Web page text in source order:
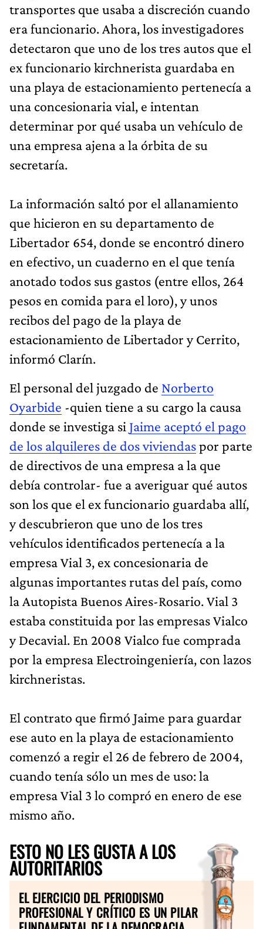
transportes que usaba a discreción cuando
era funcionario. Ahora, los investigadores
detectaron que uno de los tres autos que el
ex funcionario kirchnerista guardaba en
una playa de estacionamiento pertenecía a
una concesionaria vial, e intentan
determinar por qué usaba un vehículo de
una empresa ajena a la órbita de su
secretaría.
La información saltó por el allanamiento
que hicieron en su departamento de
Libertador 654, donde se encontró dinero
en efectivo, un cuaderno en el que tenía
anotado todos sus gastos (entre ellos, 264
pesos en comida para el loro), y unos
recibos del pago de la playa de
estacionamiento de Libertador y Cerrito,
informó Clarín.
El personal del juzgado de Norberto
Oyarbide -quien tiene a su cargo la causa
donde se investiga si Jaime aceptó el pago
de los alquileres de dos viviendaspor parte
de directivos de una empresa a la que
debía controlar- fue a averiguar qué autos
son los que el ex funcionario guardaba allí,
y descubrieron que uno de los tres
vehículos identificados pertenecía a la
empresa Vial 3, ex concesionaria de
algunas importantes rutas del país, como
la Autopista Buenos Aires-Rosario. Vial 3
estaba constituida por las empresas Vialco
y Decavial. En 2008 Vialco fue comprada
por la empresa Electroingeniería, con lazos
kirchneristas.
El contrato que firmó Jaime para guardar
ese auto en la playa de estacionamiento
comenzó a regir el 26 de febrero de 2004,
cuando tenía sólo un mes de uso: la
empresa Vial 3 lo compró en enero de ese
mismo año.
ESTO NO LES GUSTA A LOS
AUTORITARIOS
EL EJERCICIO DEL PERIODISMO
PROFESIONAL Y CRÍTICO ES UN PILAR